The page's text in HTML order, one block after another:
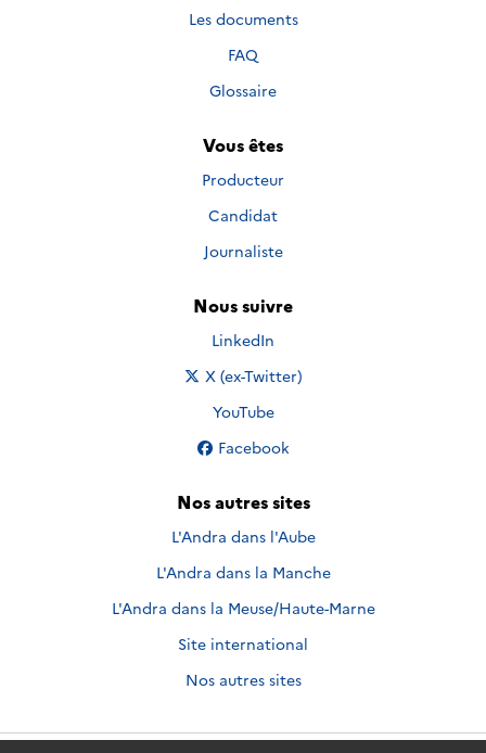
Les documents
FAQ
Glossaire
Vous êtes
Producteur
Candidat
Journaliste
Nous suivre
Nous suivre sur
LinkedIn
Nous suivre sur
X (ex-Twitter)
Nous suivre sur
YouTube
Nous suivre sur
Facebook
Nos autres sites
L'Andra dans l'Aube
L'Andra dans la Manche
L'Andra dans la Meuse/Haute-Marne
Site international
Nos autres sites